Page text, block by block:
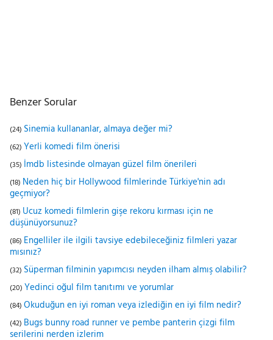
Benzer Sorular
(24) Sinemia kullananlar, almaya değer mi?
(62) Yerli komedi film önerisi
(35) İmdb listesinde olmayan güzel film önerileri
(18) Neden hiç bir Hollywood filmlerinde Türkiye'nin adı
geçmiyor?
(81) Ucuz komedi filmlerin gişe rekoru kırması için ne
düşünüyorsunuz?
(86) Engelliler ile ilgili tavsiye edebileceğiniz filmleri yazar
mısınız?
(32) Süperman filminin yapımcısı neyden ilham almış olabilir?
(20) Yedinci oğul film tanıtımı ve yorumlar
(84) Okuduğun en iyi roman veya izlediğin en iyi film nedir?
(42) Bugs bunny road runner ve pembe panterin çizgi film
serilerini nerden izlerim